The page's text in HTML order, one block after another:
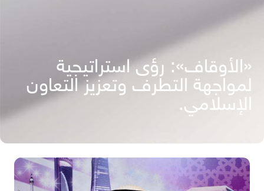
«الأوقاف»: رؤى استراتيجية
لمواجهة التطرف وتعزيز التعاون
الإسلامي.